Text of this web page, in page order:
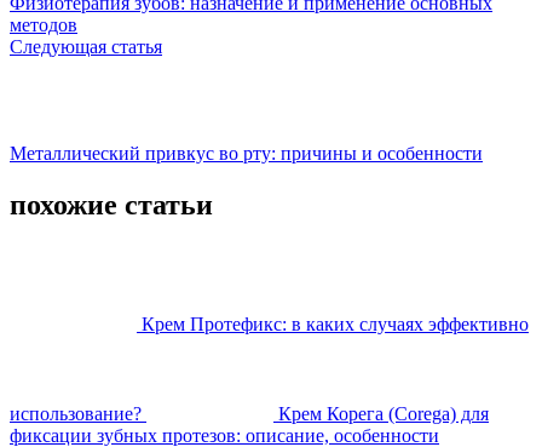
методов
Следующая статья
Металлический привкус во рту: причины и особенности
похожие статьи
Крем Протефикс: в каких случаях эффективно
использование?
Крем Корега (Corega) для
фиксации зубных протезов: описание, особенности